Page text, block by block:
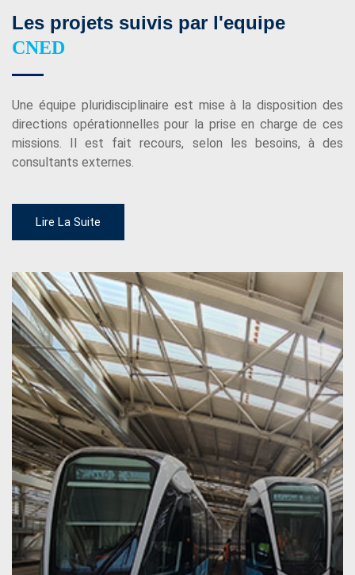
Les projets suivis par l'equipe
CNED
Une équipe pluridisciplinaire est mise à la disposition des
directions opérationnelles pour la prise en charge de ces
missions. Il est fait recours, selon les besoins, à des
consultants externes.
Lire La Suite